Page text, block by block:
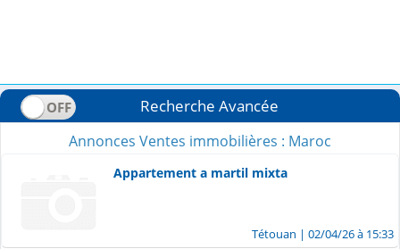
Recherche Avancée
Annonces Ventes immobilières : Maroc
Appartement a martil mixta
Tétouan | 02/04/26 à 15:33